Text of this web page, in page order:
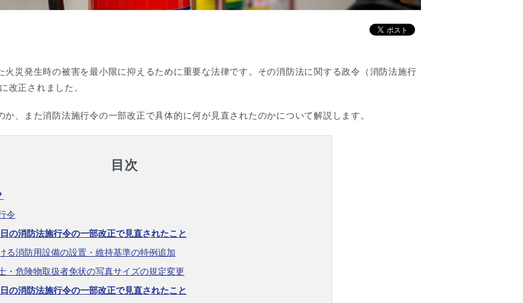
災発生時の被害を最小限に抑えるために重要な法律です。その消防法に関する政令（消防法施行
改正されました。
、また消防法施行令の一部改正で具体的に何が見直されたのかについて解説します。
目次
令
の消防法施行令の一部改正で見直されたこと
る消防用設備の設置・維持基準の特例追加
・危険物取扱者免状の写真サイズの規定変更
の消防法施行令の一部改正で見直されたこと